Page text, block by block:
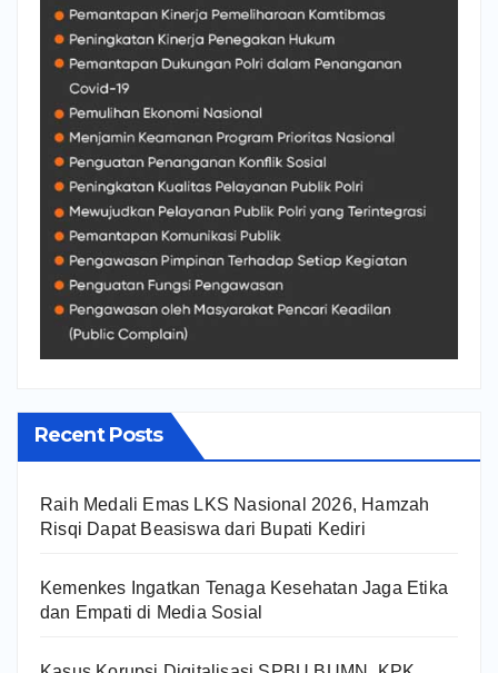
Recent Posts
Raih Medali Emas LKS Nasional 2026, Hamzah
Risqi Dapat Beasiswa dari Bupati Kediri
Kemenkes Ingatkan Tenaga Kesehatan Jaga Etika
dan Empati di Media Sosial